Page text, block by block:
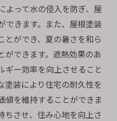
その回避法
すべきポイント
認すべき事項
極めるための具体的な
？季節と天候の影響
住宅の状態
よって水の侵入を防ぎ、屋
できます。また、屋根塗装
とができ、夏の暑さを和ら
ができます。遮熱効果のあ
ギー効率を向上させること
塗装により住宅の耐久性を
値を維持することができま
ちさせ、住み心地を向上さ